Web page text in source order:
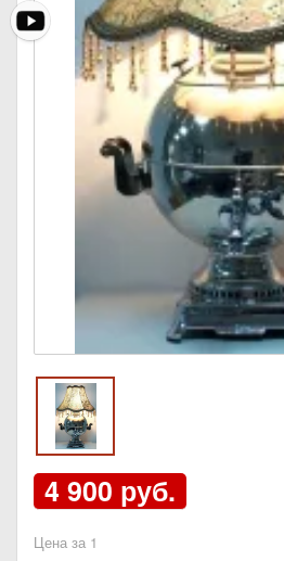
4 900 руб.
Цена за 1